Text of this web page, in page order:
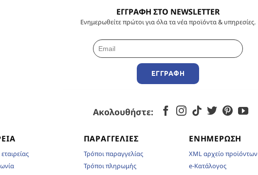
ΕΓΓΡΑΦΗ ΣΤΟ NEWSLETTER
Ενημερωθείτε πρώτοι για όλα τα νέα προϊόντα & υπηρεσίες.
ΕΓΓΡΑΦΉ
Ακολουθήστε:
ΠΑΡΑΓΓΕΛΊΕΣ
Τρόποι παραγγελίας
Τρόποι πληρωμής
ΕΝΗΜΈΡΩΣΗ
XML αρχείο προϊόντων
e-Κατάλογος